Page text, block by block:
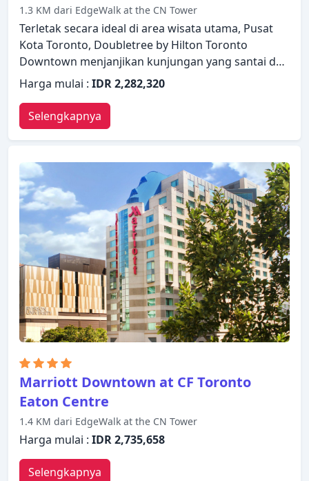
1.3 KM dari EdgeWalk at the CN Tower
Terletak secara ideal di area wisata utama, Pusat
Kota Toronto, Doubletree by Hilton Toronto
Downtown menjanjikan kunjungan yang santai dan
mengagumkan. Hotel ini menawarkan berbagai
fasilitas untuk memastikan Anda mendapatkan
pengalaman yang luar biasa. Manfaatkan WiFi
gratis di semua kamar, resepsionis 24 jam, fasilitas
untuk tamu dengan kebutuhan khusus,
penyimpanan barang, layanan kamar yang
disediakan hotel. Kamar dirancang untuk
memberikan tingkat kenyamanan optimal dengan
dekorasi dan fasilitas yang nyaman seperti televisi
layar datar, bak mandi whirlpool, AC, penghangat
ruangan, meja tulis. Untuk meningkatkan kualitas
pengalaman menginap para tamu, hotel ini
menawarkan fasilitas rekreasi seperti pusat
kebugaran, sauna, kolam renang dalam ruangan,
pijat. Temukan semua yang Toronto (ON) tawarkan
dengan membuat Doubletree by Hilton Toronto
Downtown sebagai tempat persinggahan Anda.
Harga mulai : IDR 2,282,320
Selengkapnya
Marriott Downtown at CF Toronto
Eaton Centre
1.4 KM dari EdgeWalk at the CN Tower
Harga mulai : IDR 2,735,658
Selengkapnya